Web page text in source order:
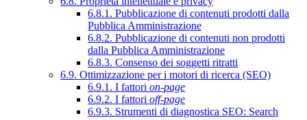
6.8.1. Pubblicazione di contenuti prodotti dalla
Pubblica Amministrazione
6.8.2. Pubblicazione di contenuti non prodotti
dalla Pubblica Amministrazione
6.8.3. Consenso dei soggetti ritratti
6.9. Ottimizzazione per i motori di ricerca (SEO)
6.9.1. I fattori on-page
6.9.2. I fattori off-page
6.9.3. Strumenti di diagnostica SEO: Search